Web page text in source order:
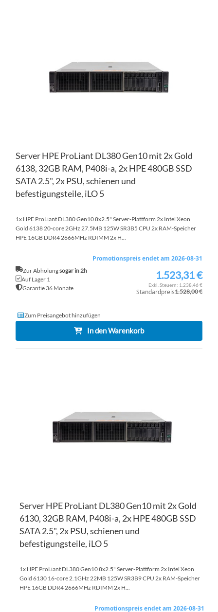
Server HPE ProLiant DL380 Gen10 mit 2x Gold
6138, 32GB RAM, P408i-a, 2x HPE 480GB SSD
SATA 2.5", 2x PSU, schienen und
befestigungsteile, iLO 5
1x HPE ProLiant DL380 Gen10 8x2.5" Server-Plattform 2x Intel Xeon
Gold 6138 20-core 2GHz 27.5MB 125W SR3B5 CPU 2x RAM-Speicher
HPE 16GB DDR4 2666MHz RDIMM 2x H...
Zur Abholungsogar in 2h
Auf Lager 1
Garantie 36 Monate
Promotionspreis endet am 2026-08-31
Sonderpreis1.523,31 €
1.238,46 €
Standardpreis1.528,00 €
Zum Preisangebot hinzufügen
In den Warenkorb
Server HPE ProLiant DL380 Gen10 mit 2x Gold
6130, 32GB RAM, P408i-a, 2x HPE 480GB SSD
SATA 2.5", 2x PSU, schienen und
befestigungsteile, iLO 5
1x HPE ProLiant DL380 Gen10 8x2.5" Server-Plattform 2x Intel Xeon
Gold 6130 16-core 2.1GHz 22MB 125W SR3B9 CPU 2x RAM-Speicher
HPE 16GB DDR4 2666MHz RDIMM 2x H...
Promotionspreis endet am 2026-08-31